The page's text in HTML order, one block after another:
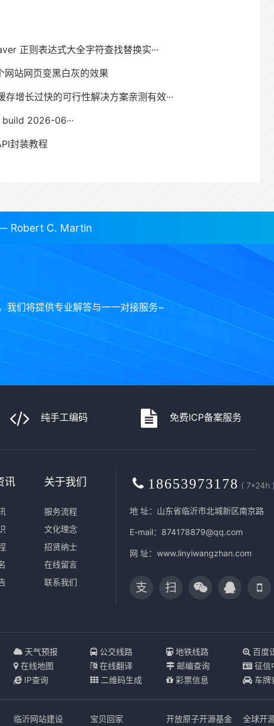
正则表达式大全字符查找替换实···
网站网页变黑白灰的效果
增长过快的可行性解决方案亲测有效···
2026-06···
封装教程
Robert C. Martin
我们将提供专业解答与一一对接服务~
纯手工编码 免费ICP备案服务
讯 关于我们
服务流程
文化理念
招贤纳士
在线留言
联系我们
18653973178 ( 7*24h
地 址：山东省临沂市北城新区南京路
E-mail：874178879@qq.com
网 址：www.linyiwangzhan.com
支 扫
天气预报 公交线路 地铁线路
百度
在线地图 在线翻译 邮编查询
征信
IP查询 二维码生成 彩票信息 车牌
临沂网站建设 宝贝回家 开放原子开源基金 全球开